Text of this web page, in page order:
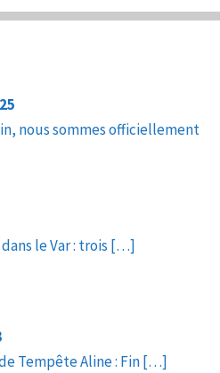
nous sommes officiellement
le Var : trois […]
Tempête Aline : Fin[…]